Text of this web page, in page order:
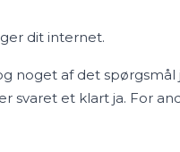
dit internet.
noget af det spørgsmål
svaret et klart ja. For